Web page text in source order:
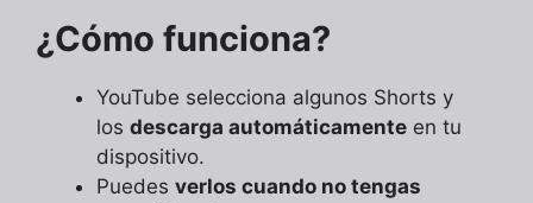
¿Cómo funciona?
YouTube selecciona algunos Shorts y
los descarga automáticamente en tu
dispositivo.
Puedes verlos cuando no tengas